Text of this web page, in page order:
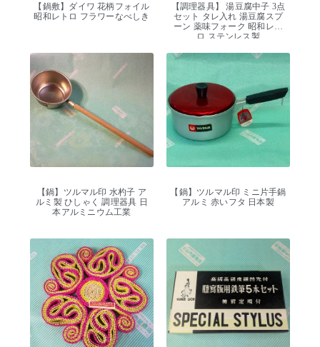
【鍋敷】ダイワ 花柄フォイル
昭和レトロ フラワーなべしき
【調理器具】 湯豆腐中子 3点
セット タレ入れ 湯豆腐スプ
ーン 薬味フォーク 昭和レト
ロ ステンレス製
【鍋】ツルマル印 水杓子 ア
ルミ製 ひしゃく 調理器具 日
本アルミニウム工業
【鍋】ツルマル印 ミニ片手鍋
アルミ 赤いフタ 日本製